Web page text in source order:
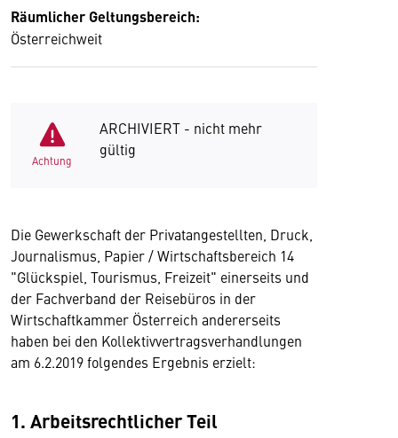
Räumlicher Geltungsbereich:
Österreichweit
Achtung
ARCHIVIERT - nicht mehr
gültig
Die Gewerkschaft der Privatangestellten, Druck,
Journalismus, Papier / Wirtschaftsbereich 14
"Glückspiel, Tourismus, Freizeit" einerseits und
der Fachverband der Reisebüros in der
Wirtschaftkammer Österreich andererseits
haben bei den Kollektivvertragsverhandlungen
am 6.2.2019 folgendes Ergebnis erzielt:
1. Arbeitsrechtlicher Teil